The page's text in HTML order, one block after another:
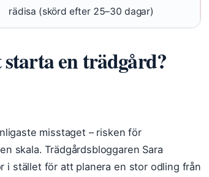
rädisa (skörd efter 25–30 dagar)
en trädgård?
misstaget – risken för
skala. Trädgårdsbloggaren Sara
i stället för att planera en stor odling från